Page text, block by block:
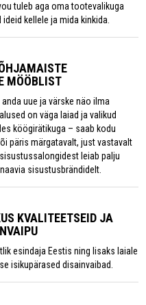
tuleb aga oma tootevalikuga
kellele ja mida kinkida.
MÖÖBLIST
uue ja värske näo ilma
on väga laiad ja valikud
köögirätikuga – saab kodu
päris märgatavalt, just vastavalt
leiab palju
sisustusbrändidelt.
KVALITEETSEID JA
esindaja Eestis ning lisaks laiale
isikupärased disainvaibad.